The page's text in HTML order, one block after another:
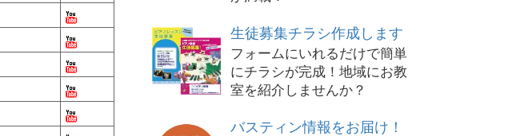
生徒募集チラシ作成します
フォームにいれるだけで簡単
にチラシが完成！地域にお教
室を紹介しませんか？
バスティン情報をお届け！